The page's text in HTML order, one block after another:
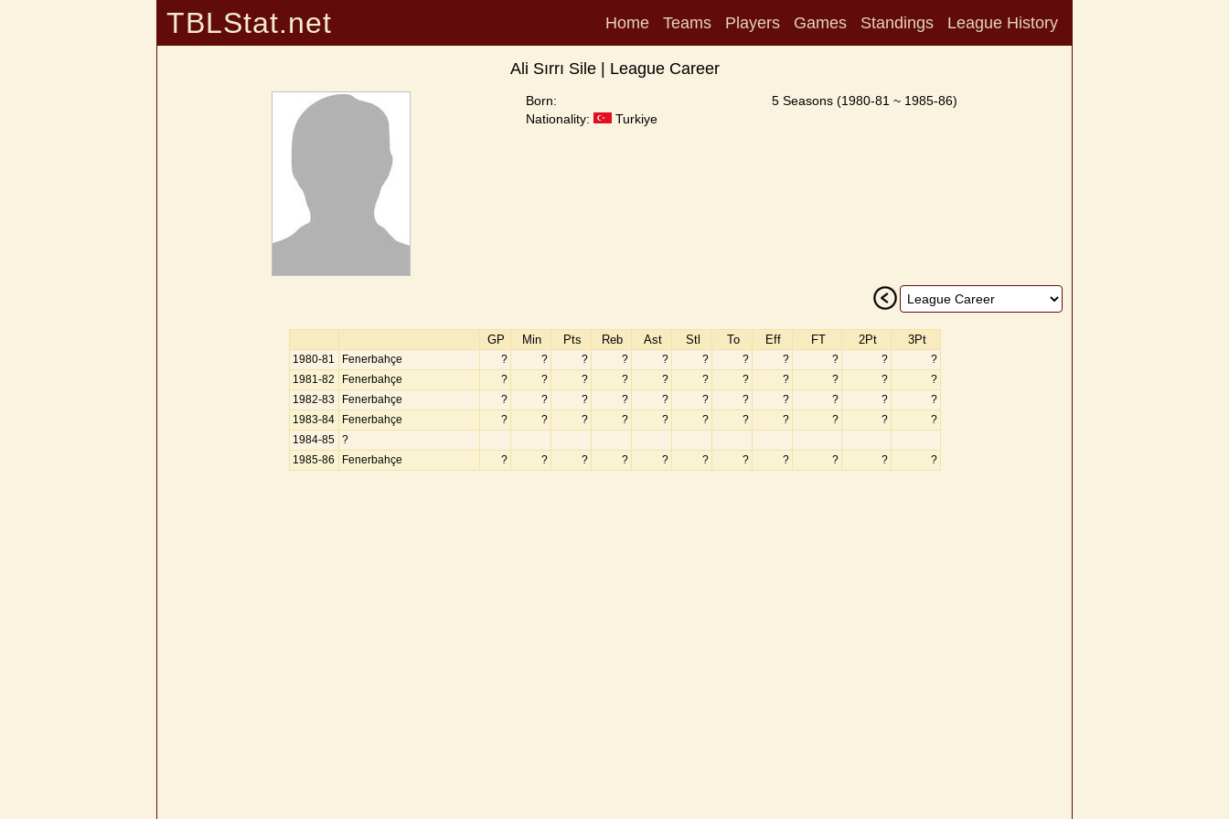
TBLStat.net Home Teams Players Games Standings League History
Ali Sırrı Sile | League Career
Born:
Nationality:
Turkiye
5 Seasons (1980-81 ~ 1985-86)
GP Min Pts Reb Ast Stl To Eff FT 2Pt 3Pt
1980-81 Fenerbahçe ? ? ? ? ? ? ? ? ? ?
?
1981-82
Fenerbahçe ? ? ? ? ? ? ? ? ? ?
?
1982-83
Fenerbahçe ? ? ? ? ? ? ? ? ? ?
?
1983-84
Fenerbahçe ? ? ? ? ? ? ? ? ? ?
?
1984-85 ?
1985-86
Fenerbahçe ? ? ? ? ? ? ? ? ? ? ?